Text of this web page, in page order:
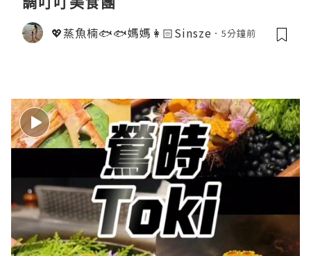
💖蒸魚楠🐟🐟媽媽👩🏻Sinsze 5分鐘前